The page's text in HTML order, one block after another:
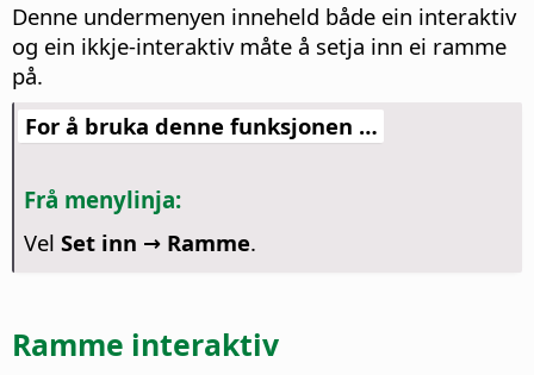
Denne undermenyen inneheld både ein interaktiv
og ein ikkje-interaktiv måte å setja inn ei ramme
på.
For å bruka denne funksjonen …
Frå menylinja:
Vel Set inn → Ramme.
Ramme interaktiv